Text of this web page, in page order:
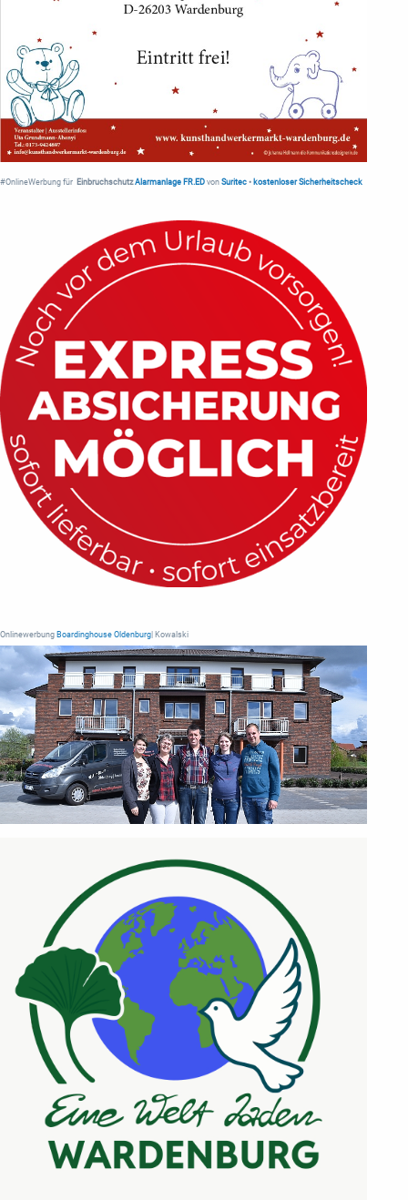
#OnlineWerbung für Einbruchschutz Alarmanlage FR.ED von Suritec • kostenloser Sicherheitscheck
Onlinewerbung Boardinghouse Oldenburg | Kowalski